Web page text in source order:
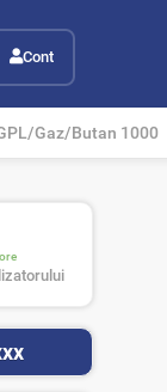
Cont
Gaz/Butan 1000